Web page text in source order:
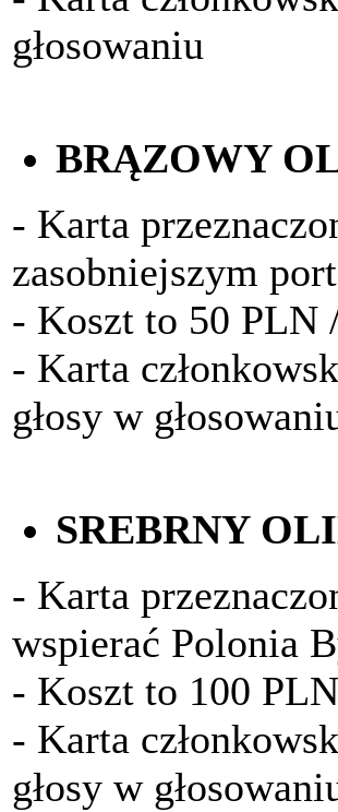
głosowaniu
BRĄZOWY
- Karta
zasobniejszym
- Koszt to 50 PLN
- Karta
głosy w
SREBRNY
- Karta
wspierać Polonia
- Koszt to 100
- Karta
głosy w